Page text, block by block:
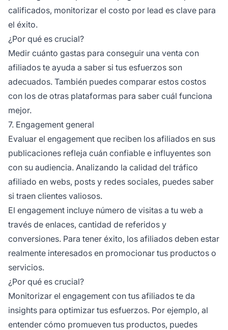
calificados, monitorizar el costo por lead es clave para
el éxito.
¿Por qué es crucial?
Medir cuánto gastas para conseguir una venta con
afiliados te ayuda a saber si tus esfuerzos son
adecuados. También puedes comparar estos costos
con los de otras plataformas para saber cuál funciona
mejor.
7. Engagement general
Evaluar el engagement que reciben los afiliados en sus
publicaciones refleja cuán confiable e influyentes son
con su audiencia. Analizando la calidad del tráfico
afiliado en webs, posts y redes sociales, puedes saber
si traen clientes valiosos.
El engagement incluye número de visitas a tu web a
través de enlaces, cantidad de referidos y
conversiones. Para tener éxito, los afiliados deben estar
realmente interesados en promocionar tus productos o
servicios.
¿Por qué es crucial?
Monitorizar el engagement con tus afiliados te da
insights para optimizar tus esfuerzos. Por ejemplo, al
entender cómo promueven tus productos, puedes